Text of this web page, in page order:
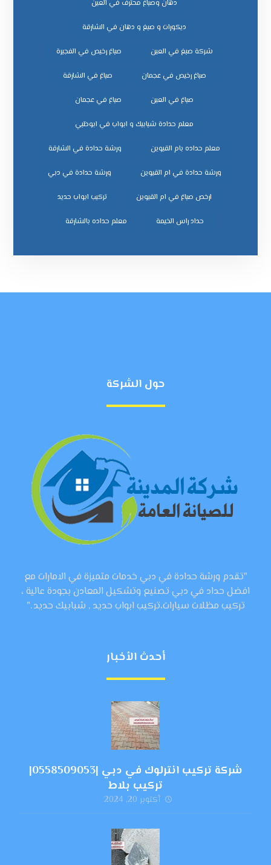
دهان وصباغ محترف في العين
ديكورات و صبغ و دهان في الشارقة
شركة صبغ في العين صباغ رخيص في الفجيرة
صباغ رخيص في عجمان صباغ في الشارقة
صباغ في العين صباغ في عجمان
معلم حدادة شبابيك و ابواب في ابوظبي
معلم حداده بام القيوين ورشة حدادة في الشارقة
ورشة حدادة في ام القيوين ورشة حدادة في دبي
ﺗﺮﻛﻴﺐ اﺑﻮاب ﺣﺪﻳﺪ
ﺣﺪاد راس اﻟﺨﻴﻤﺔ ﻣﻌﻠﻢ ﺣﺪاده ﺑﺎﻟﺸﺎرﻗﺔ
حول الشركة
"تقدم ورشة حدادة في دبي خدمات متميزة في الامارات مع
افضل حداد في دبي تصنيع وتشكيل المعادن بجودة عالية ،
تركيب مظلات سيارات،تركيب ابواب حديد , شبابيك حديد ."
أحدث الأخبار
شركة تركيب انترلوك في دبي |0558509053|
تركيب بلاط
أكتوبر 20, 2024